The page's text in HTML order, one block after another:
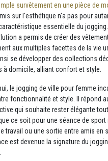
survêtement en une pièce de
mis sur l'esthétique n'a pas pour
essentielle du
a permis de créer des
aux multiples facettes de la vie
se développer des collections
à domicile, alliant confort et style.
le jogging de ville pour femme
fonctionnalité et style. Il répond
qui souhaite rester élégante
ce soit pour une séance de sport
travail ou une sortie entre amis en
est devenue la signature du